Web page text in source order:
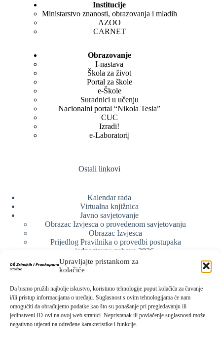
Upravljajte pristankom za
kolačiće
Da bismo pružili najbolje iskustvo, koristimo tehnologije poput kolačića za čuvanje
i/ili pristup informacijama o uređaju. Suglasnost s ovim tehnologijama će nam
omogućiti da obrađujemo podatke kao što su ponašanje pri pregledavanju ili
jedinstveni ID-ovi na ovoj web stranici. Nepristanak ili povlačenje suglasnosti može
negativno utjecati na određene karakteristike i funkcije.
Institucije
Ministarstvo znanosti, obrazovanja i mladih
AZOO
CARNET
Obrazovanje
I-nastava
Škola za život
Portal za škole
e-Škole
Suradnici u učenju
Nacionalni portal “Nikola Tesla”
CUC
Izradi!
e-Laboratorij
Ostali linkovi
Kalendar rada
Virtualna knjižnica
Javno savjetovanje
Obrazac Izvjesca o provedenom savjetovanju
Obrazac Izvjesca
Prijedlog Pravilnika o provedbi postupaka
jednostavne nabave 2026.
Obrazlozenje uz prijedlog Pravilnika o provedbi
postupka jednostavne nabave
Web arhiva
Politika o zaštiti privatnosti